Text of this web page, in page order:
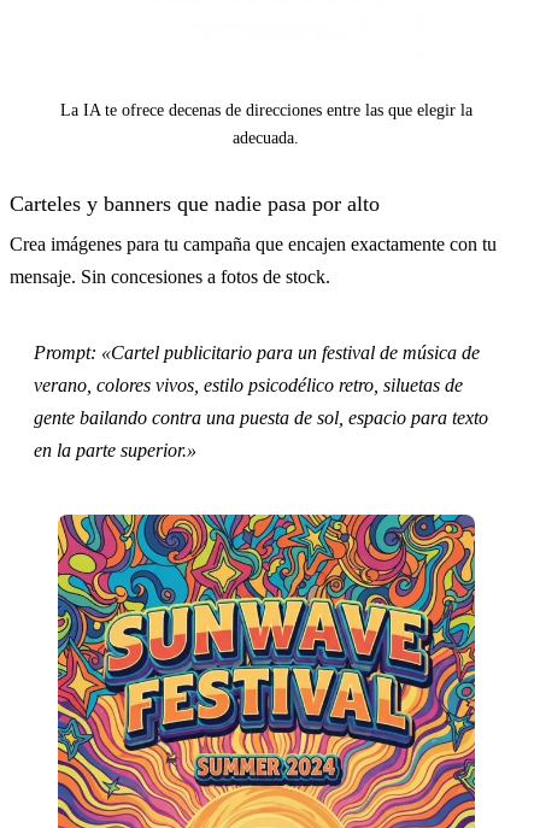
La IA te ofrece decenas de direcciones entre las que elegir la
adecuada.
Carteles y banners que nadie pasa por alto
Crea imágenes para tu campaña que encajen exactamente con tu
mensaje. Sin concesiones a fotos de stock.
Prompt: «Cartel publicitario para un festival de música de
verano, colores vivos, estilo psicodélico retro, siluetas de
gente bailando contra una puesta de sol, espacio para texto
en la parte superior.»